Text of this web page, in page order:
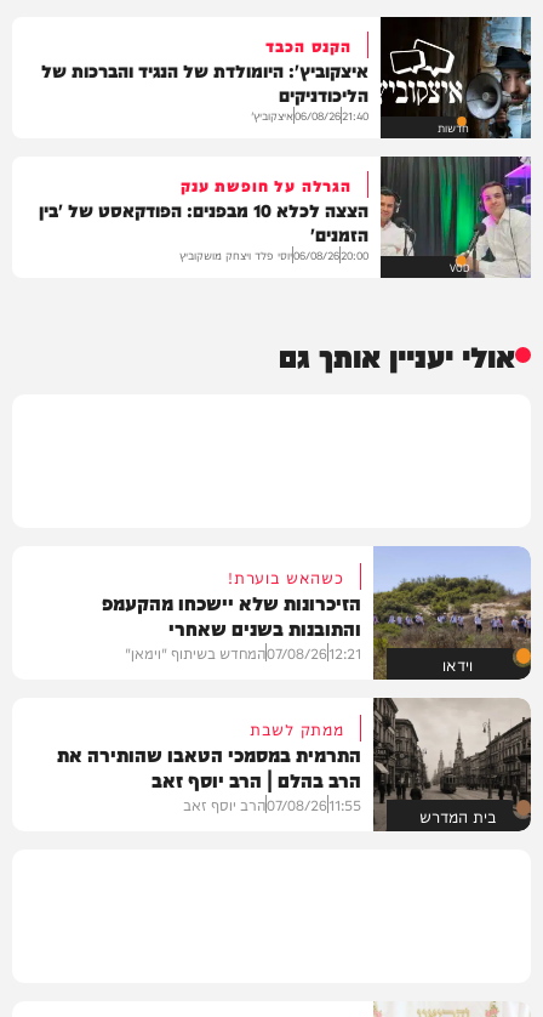
חדשות
הקנס הכבד
איצקוביץ': היומולדת של הנגיד והברכות של
הליכודניקים
21:40
06/08/26איצקוביץ'
VOD
הגרלה על חופשת ענק
הצצה לכלא 10 מבפנים: הפודקאסט של 'בין
הזמנים'
20:00
06/08/26יוסי פלד ויצחק מושקוביץ
אולי יעניין אותך גם
וידאו
כשהאש בוערת!
הזיכרונות שלא יישכחו מהקעמפ
והתובנות בשנים שאחרי
12:21
07/08/26המחדש בשיתוף "וימאן"
בית המדרש
ממתק לשבת
התרמית במסמכי הטאבו שהותירה את
הרב בהלם | הרב יוסף זאב
11:55
07/08/26הרב יוסף זאב